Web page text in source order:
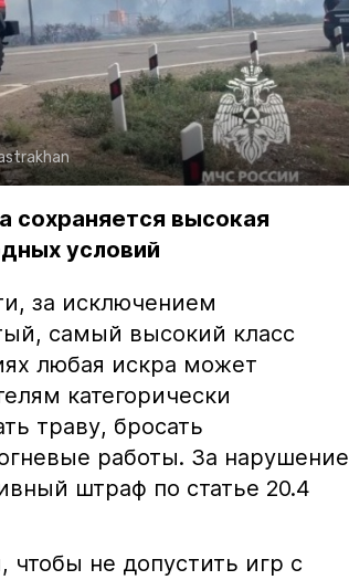
сохраняется высокая
условий
за исключением
самый высокий класс
любая искра может
категорически
траву, бросать
работы. За нарушение
штраф по статье 20.4
чтобы не допустить игр с